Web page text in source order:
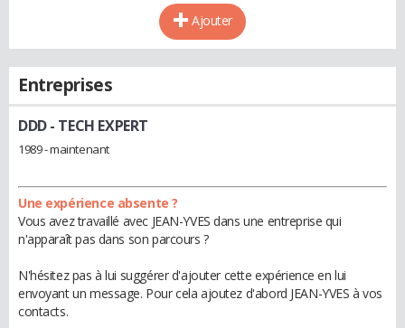
Ajouter
Entreprises
DDD- TECH EXPERT
1989 - maintenant
Une expérience absente ?
Vous avez travaillé avec JEAN-YVES dans une entreprise qui
n'apparaît pas dans son parcours ?
N'hésitez pas à lui suggérer d'ajouter cette expérience en lui
envoyant un message. Pour cela ajoutez d'abord JEAN-YVES à vos
contacts.